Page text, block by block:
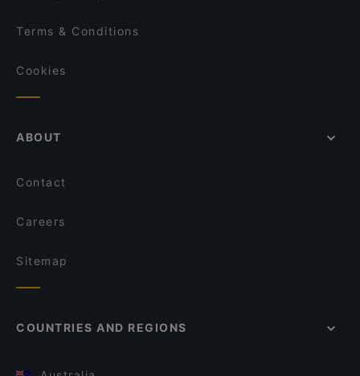
Terms & Conditions
Cookies
ABOUT
Contact
Careers
Sitemap
COUNTRIES AND REGIONS